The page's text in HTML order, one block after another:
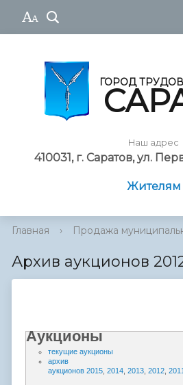
ГОРОД
Наш адрес
410031, г. Саратов, ул.
Жителям
Главная › Продажа
Архив аукционов
Аукционы
текущие аукционы
архив
аукционов 2015 2014 2013 2012 2011